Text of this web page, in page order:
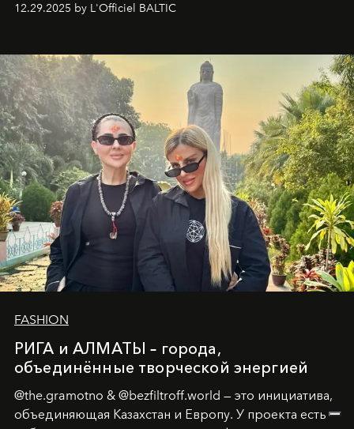
глубинами человеческой души. Здесь, на стыке
Ольга Потапова - женщина, чей путь от поиска
истины превратился в искусство превращения
человеческих кризисов в возможности для
возрождения.
12.29.2025 by L'Officiel BALTIC
FASHION
РИГА и АЛМАТЫ – города,
объединённые творческой энергией
@the.gramotno & @bezfiltroff.world — это инициатива,
объединяющая Казахстан и Европу. У проекта есть